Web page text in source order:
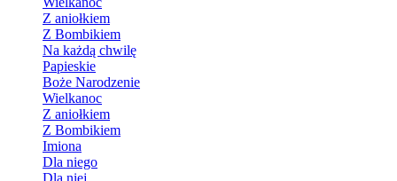
Z aniołkiem
Z Bombikiem
Na każdą chwilę
Papieskie
Boże Narodzenie
Wielkanoc
Z aniołkiem
Z Bombikiem
Imiona
Dla niego
Dla niej